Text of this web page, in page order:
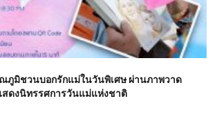
ภูมิชวนบอกรักแม่ในวันพิเศษ ผ่านภาพวาด
ดงนิทรรศการวันแม่แห่งชาติ